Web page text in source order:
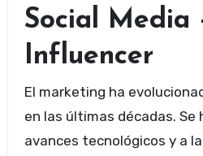
Social Media
Influencer
El marketing ha evolucionado significativamente
en las últimas décadas. Se
avances tecnológicos y a